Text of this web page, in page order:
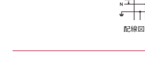
配線図